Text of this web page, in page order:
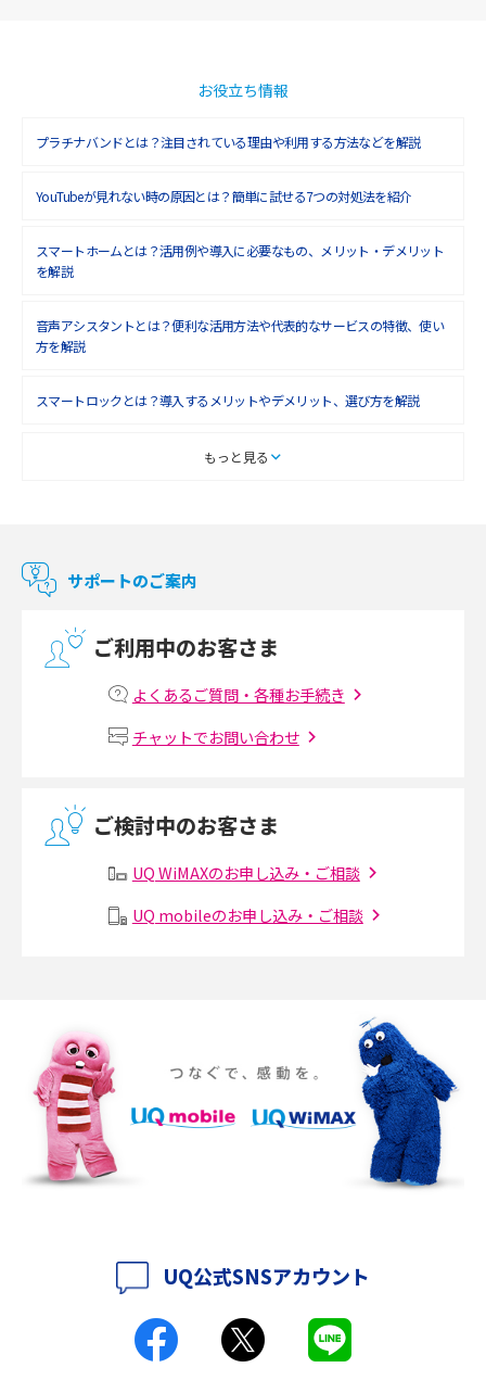
2018年7月(6)
2018年6月(6)
2018年4月(7)
2018年2月(6)
2017年10月(4)
2017年8月(4)
2017年7月(6)
2017年6月(6)
2017年4月(8)
2017年3月(9)
2017年2月(7)
2017年1月(6)
2016年10月(8)
2016年9月(8)
2016年8月(12)
2016年7月(7)
2016年4月(3)
お役立ち情報
プラチナバンドとは？注目されている理由や利用する方法などを解説
YouTubeが見れない時の原因とは？簡単に試せる7つの対処法を紹介
スマートホームとは？活用例や導入に必要なもの、メリット・デメリット
を解説
音声アシスタントとは？便利な活用方法や代表的なサービスの特徴、使い
方を解説
スマートロックとは？導入するメリットやデメリット、選び方を解説
スマートテレビとは？特徴や選び方、使い方をわかりやすく解説
マンションで使えるWi-Fiは？種類ごとの特徴や選び方を紹介
マンションで光回線の利用を始める手順は？設備状況の確認方法も解説
Wi-Fiルーターの設定方法をわかりやすく解説！事前に準備すべきものも紹
無線LANとは？メリット・デメリットや接続方法を解説
メッシュWi-Fiとは？仕組みやメリット・デメリット、中継機との違いを解
ポケット型Wi-Fiをレンタルするメリットとは？選び方や向いている方の特
徴も紹介
持ち運びできるポケット型Wi-Fiのおススメの選び方は？メリット・デメリ
ットも紹介
ポケット型Wi-Fiとは？通信の仕組みやメリット・デメリットを解説
工事不要！置くだけWi-Fiの特徴は？メリット・デメリットや選び方を解説
もっと見る
サポートのご案内
ご利用中のお客さま
よくあるご質問・各種お手続き
チャットでお問い合わせ
ご検討中のお客さま
UQ WiMAXのお申し込み・ご相談
UQ mobileのお申し込み・ご相談
UQ公式SNSアカウント